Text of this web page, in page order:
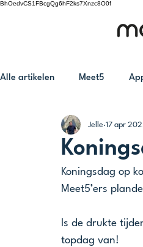
BhOedvCS1FBcgQg6hF2ks7Xnzc8O0f
Alle artikelen Meet5
Jelle 17 apr
Koningsdag op
Meet5’ers
Is de drukte
topdag van!